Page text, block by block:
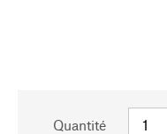
Quantité